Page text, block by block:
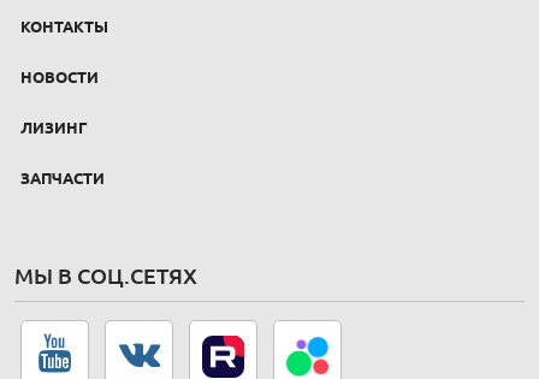
КОНТАКТЫ
НОВОСТИ
ЛИЗИНГ
ЗАПЧАСТИ
МЫ В СОЦ.СЕТЯХ